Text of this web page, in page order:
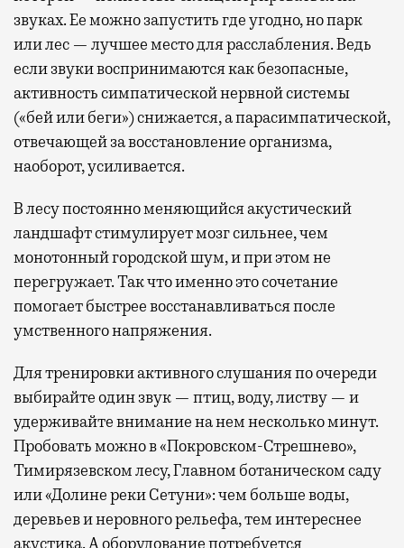
звуках. Ее можно запустить где угодно, но парк
или лес — лучшее место для расслабления. Ведь
если звуки воспринимаются как безопасные,
активность симпатической нервной системы
(«бей или беги») снижается, а парасимпатической,
отвечающей за восстановление организма,
наоборот, усиливается.
В лесу постоянно меняющийся акустический
ландшафт стимулирует мозг сильнее, чем
монотонный городской шум, и при этом не
перегружает. Так что именно это сочетание
помогает быстрее восстанавливаться после
умственного напряжения.
Для тренировки активного слушания по очереди
выбирайте один звук — птиц, воду, листву — и
удерживайте внимание на нем несколько минут.
Пробовать можно в «Покровском-Стрешнево»,
Тимирязевском лесу, Главном ботаническом саду
или «Долине реки Сетуни»: чем больше воды,
деревьев и неровного рельефа, тем интереснее
акустика. А оборудование потребуется